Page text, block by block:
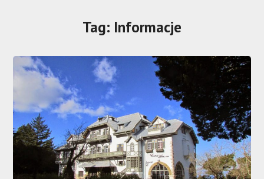
Tag: Informacje